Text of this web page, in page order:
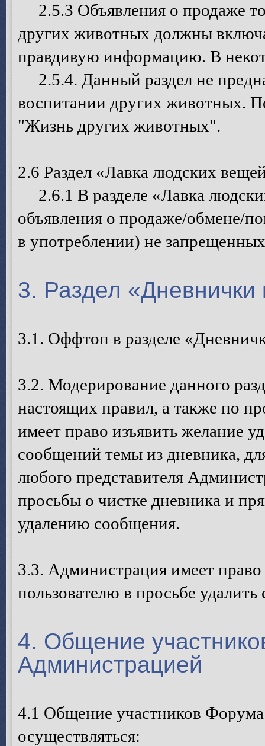
2.5.3 Объявления о продаже
других животных должны
правдивую информацию. В
2.5.4. Данный раздел не
воспитании других животных.
"Жизнь других животных".
2.6 Раздел «Лавка людских
2.6.1 В разделе «Лавка
объявления о продаже/обмене/
в употреблении) не
3. Раздел «Дневнички
3.1. Оффтоп в разделе
3.2. Модерирование данного
настоящих правил, а также по
имеет право изъявить желание
сообщений темы из дневника,
любого представителя
просьбы о чистке дневника и
удалению сообщения.
3.3. Администрация имеет
пользователю в просьбе
4. Общение
Администрацией
4.1 Общение участников
осуществляться: